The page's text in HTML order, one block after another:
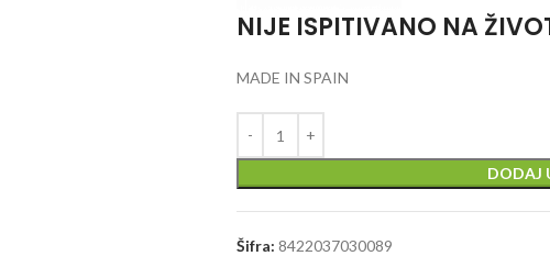
NIJE ISPITIVANO NA
MADE IN SPAIN
DODAJ
Šifra: 8422037030089